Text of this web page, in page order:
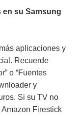
su Samsung
aplicaciones y
Recuerde
o “Fuentes
y
Si su TV no
Firestick